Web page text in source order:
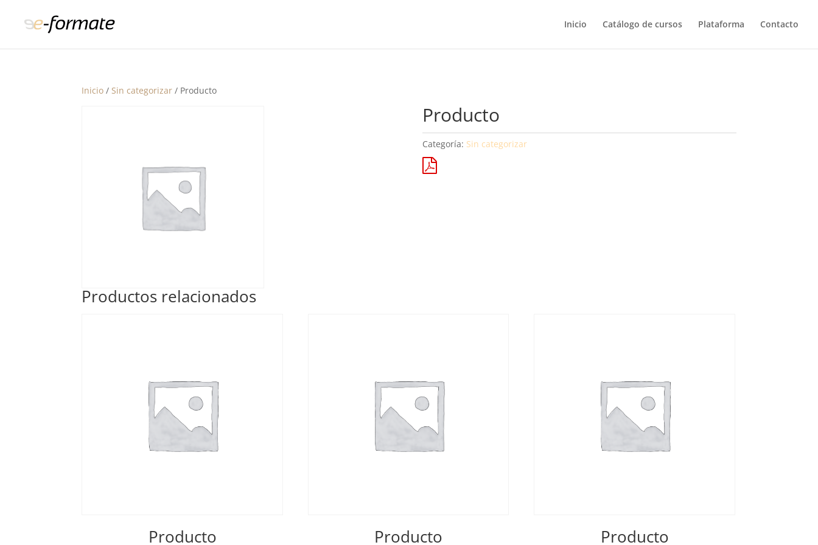
Inicio Catálogo de cursos Plataforma Contacto
Inicio / Sin categorizar / Producto
Producto
Categoría: Sin categorizar
Productos relacionados
Producto Producto Producto